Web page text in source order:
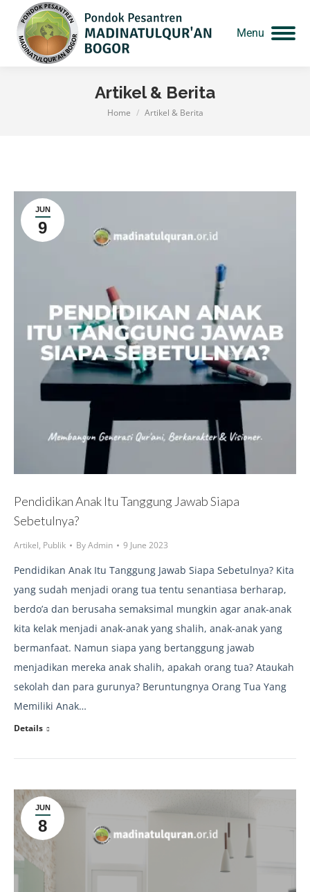
Menu
Artikel & Berita
You are here:
Home Artikel & Berita
JUN
9
Pendidikan Anak Itu Tanggung Jawab Siapa
Sebetulnya?
Artikel, Publik ByAdmin 9 June 2023
Pendidikan Anak Itu Tanggung Jawab Siapa Sebetulnya? Kita
yang sudah menjadi orang tua tentu senantiasa berharap,
berdo’a dan berusaha semaksimal mungkin agar anak-anak
kita kelak menjadi anak-anak yang shalih, anak-anak yang
bermanfaat. Namun siapa yang bertanggung jawab
menjadikan mereka anak shalih, apakah orang tua? Ataukah
sekolah dan para gurunya? Beruntungnya Orang Tua Yang
Memiliki Anak…
Details
JUN
8